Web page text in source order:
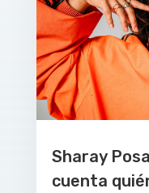
Sharay
cuenta